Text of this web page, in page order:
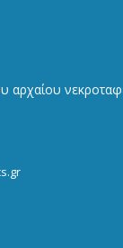
αρχαίου